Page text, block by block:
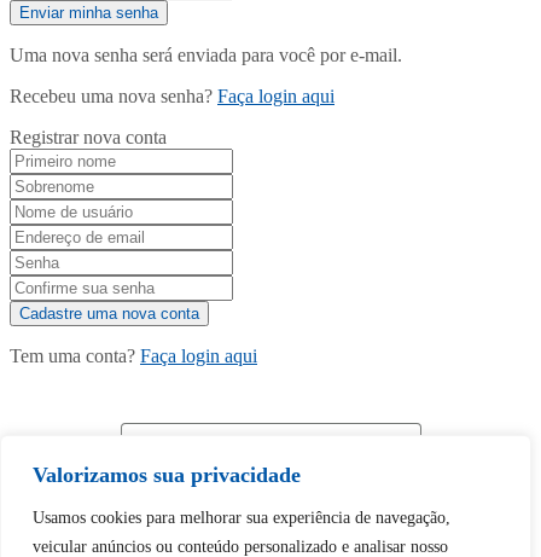
Valorizamos sua privacidade
Usamos cookies para melhorar sua experiência de navegação,
veicular anúncios ou conteúdo personalizado e analisar nosso
Uma nova senha será enviada para você por e-mail.
Recebeu uma nova senha? Faça login aqui
Registrar nova conta
Tem uma conta? Faça login aqui